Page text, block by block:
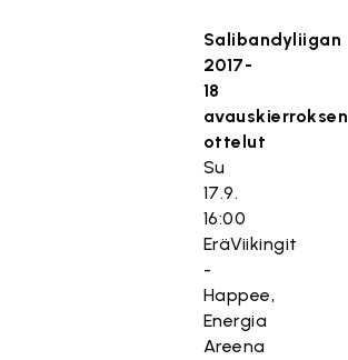
Salibandyliigan
2017-
18
avauskierroksen
ottelut
Su
17.9.
16:00
EräViikingit
-
Happee,
Energia
Areena